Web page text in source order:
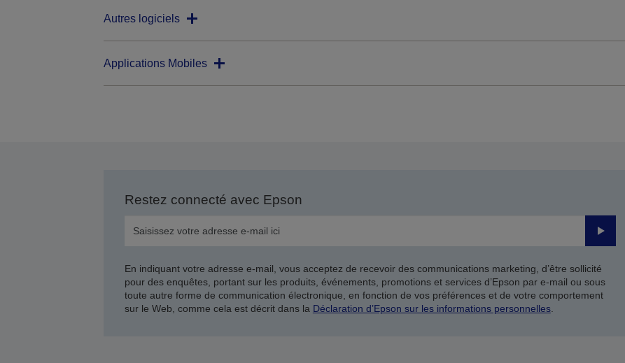
Autres logiciels
Applications Mobiles
Restez connecté avec Epson
Valider
En indiquant votre adresse e-mail, vous acceptez de recevoir des communications marketing, d’être sollicité
pour des enquêtes, portant sur les produits, événements, promotions et services d’Epson par e-mail ou sous
toute autre forme de communication électronique, en fonction de vos préférences et de votre comportement
sur le Web, comme cela est décrit dans la Déclaration d’Epson sur les informations personnelles.